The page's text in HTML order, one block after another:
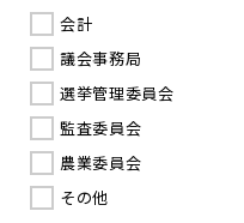
会計
議会事務局
選挙管理委員会
監査委員会
農業委員会
その他